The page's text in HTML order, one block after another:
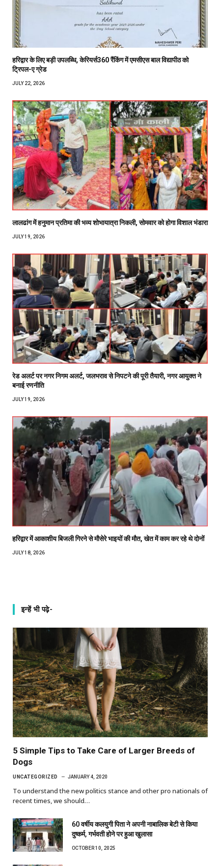
हरिद्वार के लिए बड़ी उपलब्धि, केरियर्स360 रैंकिंग में एमसीएस बाल विद्यापीठ को
ट्रिपल-ए ग्रेड
JULY 22, 2026
लालढांग में हनुमान प्रतिमा की भव्य शोभायात्रा निकली, सोमवार को होगा विशाल भंडारा
JULY 19, 2026
रेड अलर्ट पर नगर निगम अलर्ट, जलभराव से निपटने की पूरी तैयारी, नगर आयुक्त ने
बनाई रणनीति
JULY 19, 2026
हरिद्वार में आकाशीय बिजली गिरने से मौसेरे भाइयों की मौत, खेत में काम कर रहे थे दोनों
JULY 18, 2026
इन्हें भी पढ़े-
5 Simple Tips to Take Care of Larger Breeds of
Dogs
UNCATEGORIZED JANUARY 4, 2020
To understand the new politics stance and other pro nationals of
recent times, we should…
60 वर्षीय कलयुगी पिता ने अपनी नाबालिक बेटी से किया
दुष्कर्म, गर्भवती होने पर हुआ खुलासा
OCTOBER 10, 2025